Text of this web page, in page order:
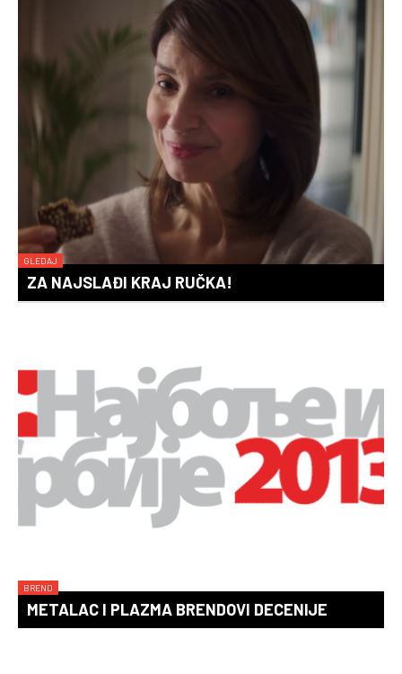
GLEDAJ
ZA NAJSLAĐI KRAJ RUČKA!
BREND
METALAC I PLAZMA BRENDOVI DECENIJE